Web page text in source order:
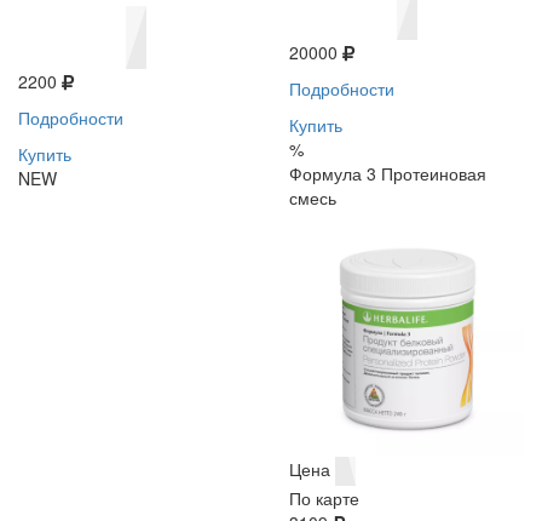
2200
Подробности
Купить
NEW
20000
Подробности
Купить
%
Формула 3 Протеиновая
смесь
Цена
По карте